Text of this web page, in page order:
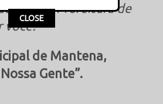
que a Prefeitura de
você!
de Mantena,
Gente”.
popup will close in: 15
CLOSE